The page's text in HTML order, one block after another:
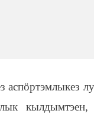
аспӧртэмлыкез
кылдымтэен,